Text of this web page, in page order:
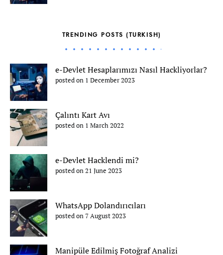
TRENDING POSTS (TURKISH)
e-Devlet Hesaplarımızı Nasıl Hackliyorlar?
posted on 1 December 2023
Çalıntı Kart Avı
posted on 1 March 2022
e-Devlet Hacklendi mi?
posted on 21 June 2023
WhatsApp Dolandırıcıları
posted on 7 August 2023
Manipüle Edilmiş Fotoğraf Analizi